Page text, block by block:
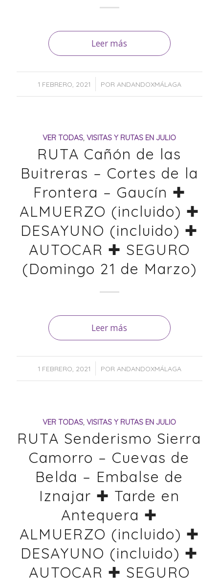
Leer más
1 FEBRERO, 2021
/ POR ANDANDOXMÁLAGA
VER TODAS,VISITAS Y RUTAS EN JULIO
RUTA Cañón de las
Buitreras – Cortes de la
Frontera – Gaucín ✚
ALMUERZO (incluido) ✚
DESAYUNO (incluido) ✚
AUTOCAR ✚ SEGURO
(Domingo 21 de Marzo)
Leer más
1 FEBRERO, 2021
/ POR ANDANDOXMÁLAGA
VER TODAS,VISITAS Y RUTAS EN JULIO
RUTA Senderismo Sierra
Camorro – Cuevas de
Belda – Embalse de
Iznajar ✚ Tarde en
Antequera ✚
ALMUERZO (incluido) ✚
DESAYUNO (incluido) ✚
AUTOCAR ✚ SEGURO